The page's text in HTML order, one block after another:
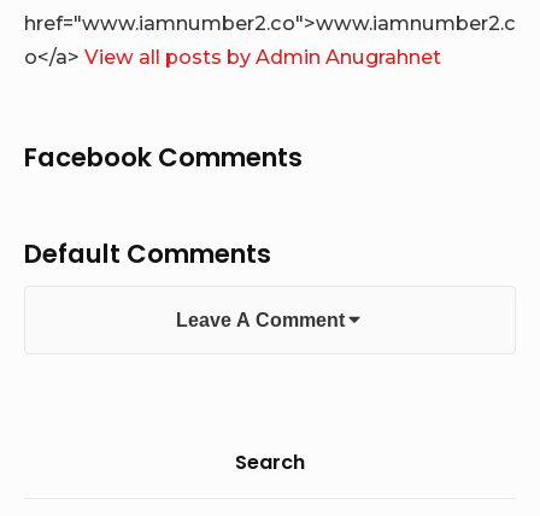
href="www.iamnumber2.co">www.iamnumber2.c
o</a> View all posts by Admin Anugrahnet
Facebook Comments
Default Comments
Leave A Comment
Search